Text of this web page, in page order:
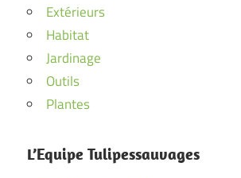
Extérieurs
Habitat
Jardinage
Outils
Plantes
L’Equipe Tulipessauvages